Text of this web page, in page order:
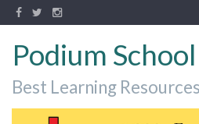
Podium School
Best Learning